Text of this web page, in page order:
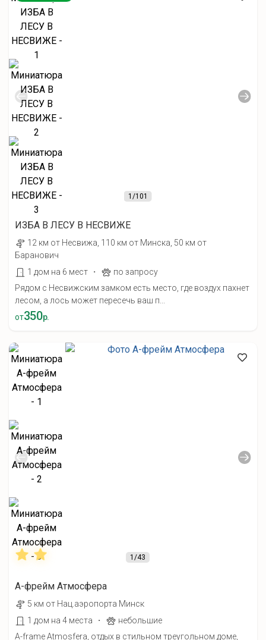
1 /101
ИЗБА В ЛЕСУ В НЕСВИЖЕ
12 км от Несвижа, 110 км от Минска, 50 км от
Баранович
1 дом на 6 мест
·
по запросу
Рядом с Несвижским замком есть место, где воздух пахнет
лесом, а лось может пересечь ваш п...
от350р.
1/43
А-фрейм Атмосфера
5 км от Нац.аэропорта Минск
1 дом на 4 места
·
небольшие
A-frame Atmosfera, отдых в стильном треугольном доме,